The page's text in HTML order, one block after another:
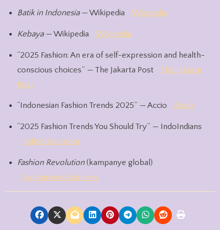
Batik in Indonesia— Wikipedia Wikipedia
Kebaya— Wikipedia Wikipedia
“2025 Fashion: An era of self-expression and health-
conscious choices” — The Jakarta Post
The Jakarta
Post
“Indonesian Fashion Trends 2025” — Accio Accio
“2025 Fashion Trends You Should Try” — IndoIndians
Indoindians.com
Fashion Revolution(kampanye global)
fashionrevolution.org